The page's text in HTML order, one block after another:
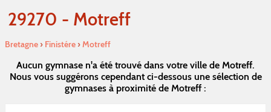
29270 - Motreff
Bretagne› Finistére›Motreff
Aucun gymnase n'a été trouvé dans votre ville de Motreff.
Nous vous suggérons cependant ci-dessous une sélection de
gymnases à proximité de Motreff :